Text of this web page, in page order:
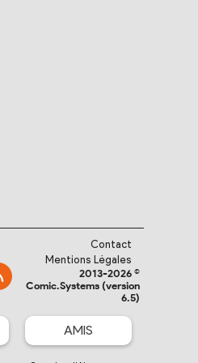
Contact
Mentions Légales
2013-2026 ©
Comic.Systems (version
6.5)
AMIS